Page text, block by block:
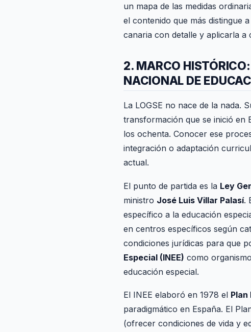
un mapa de las medidas
el contenido que más distingue
canaria con detalle y aplicarla a
2. MARCO
NACIONAL DE
La LOGSE no nace de la nada.
transformación que se inició en
los ochenta. Conocer ese
integración o adaptación
actual.
El punto de partida es la Ley
ministro José Luis Villar Palasí.
específico a la educación
en centros específicos según
condiciones jurídicas para que
Especial (INEE) como
educación especial.
El INEE elaboró en 1978 el Plan
paradigmático en España. El
(ofrecer condiciones de vida y